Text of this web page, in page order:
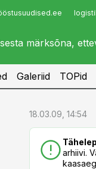
Galeriid TOPid
18.03.09, 14:54
arhiivi.